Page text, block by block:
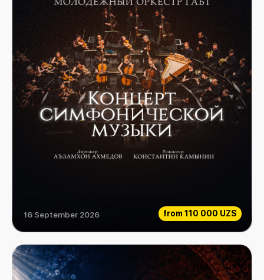
from 110 000 UZS
Концерт симфонической музыки - Молодежный оркестр ГАБТ
16 September 2026